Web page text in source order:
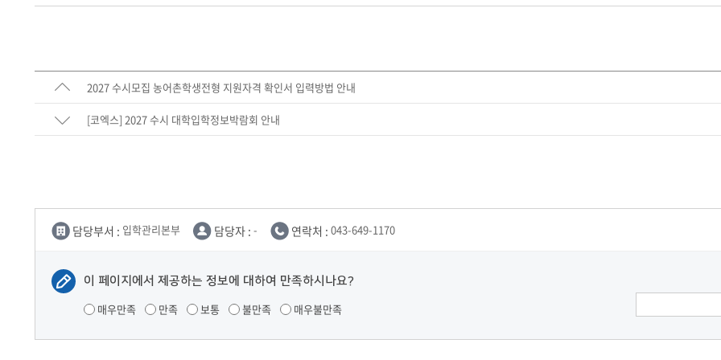
2027 수시모집 농어촌학생전형 지원자격 확인서 입력방법 안내
[코엑스] 2027 수시 대학입학정보박람회 안내
담당부서 : 입학관리본부 담당자 : - 연락처 : 043-649-1170
이 페이지에서 제공하는 정보에 대하여 만족하시나요?
매우만족 만족 보통 불만족 매우불만족